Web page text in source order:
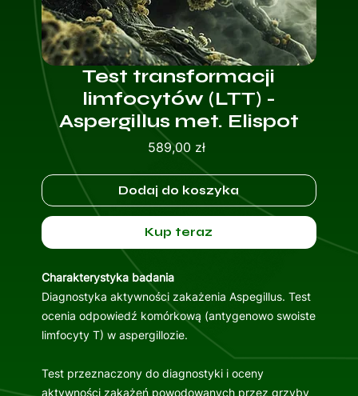
Test transformacji
limfocytów (LTT) -
Aspergillus met. Elispot
589,00 złCena
Dodaj do koszyka
Kup teraz
Charakterystyka badania
Diagnostyka aktywności zakażenia Aspegillus. Test
ocenia odpowiedź komórkową (antygenowo swoiste
limfocyty T) w aspergillozie.
Test przeznaczony do diagnostyki i oceny
aktywności zakażeń powodowanych przez grzyby